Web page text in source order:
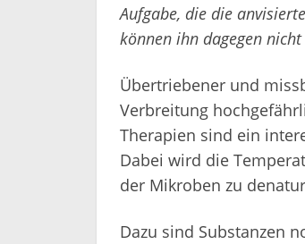
Aufgabe, die die
können ihn dagegen
Übertriebener und
Verbreitung
Therapien sind ein
Dabei wird die
der Mikroben zu
Dazu sind Substanzen